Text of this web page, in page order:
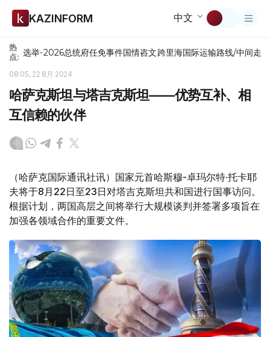
KAZINFORM 中文
热
点: 选举-2026总统府任免事件国情咨文跨里海国际运输路线/中间走廊
08:05, 22 8月 2024
哈萨克斯坦与塔吉克斯坦——优势互补、相
互信赖的伙伴
（哈萨克国际通讯社讯）国家元首哈斯穆-卓玛尔特·托卡耶
夫将于8月22日至23日对塔吉克斯坦共和国进行国事访问。
根据计划，两国高层之间将举行大规模谈判并签署多项旨在
加强各领域合作的重要文件。